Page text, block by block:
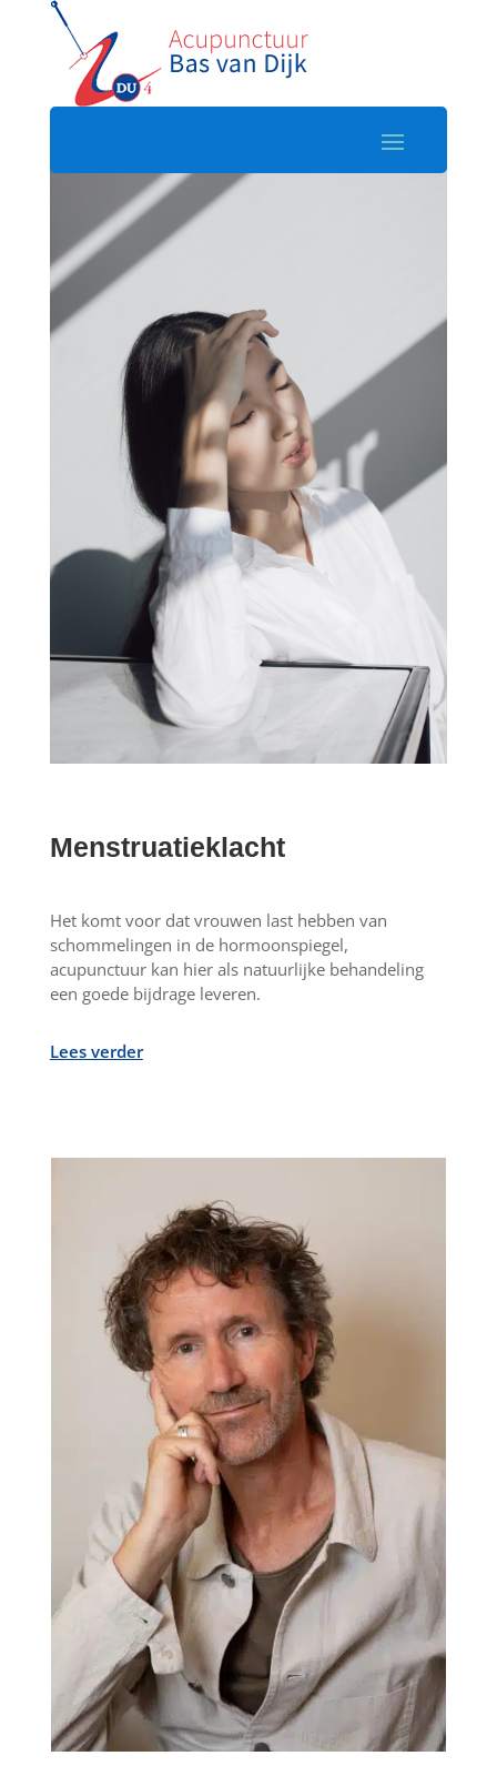
Menstruatieklacht
Het komt voor dat vrouwen last hebben van
schommelingen in de hormoonspiegel,
acupunctuur kan hier als natuurlijke behandeling
een goede bijdrage leveren.
Lees verder